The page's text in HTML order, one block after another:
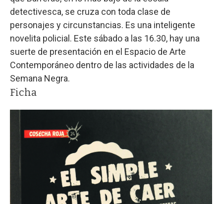
detectivesca, se cruza con toda clase de
personajes y circunstancias. Es una inteligente
novelita policial. Este sábado a las 16.30, hay una
suerte de presentación en el Espacio de Arte
Contemporáneo dentro de las actividades de la
Semana Negra.
Ficha